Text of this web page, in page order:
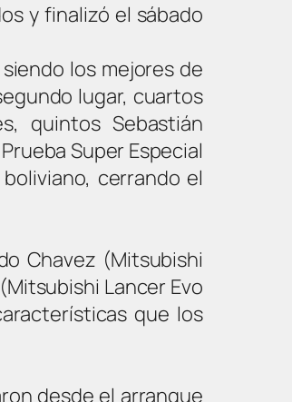
y finalizó el sábado
los mejores de
lugar, cuartos
quintos Sebastián
Super Especial
cerrando el
Chavez (Mitsubishi
Lancer Evo
que los
desde el arranque